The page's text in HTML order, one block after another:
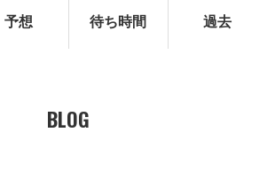
予想 待ち時間 過去
BLOG